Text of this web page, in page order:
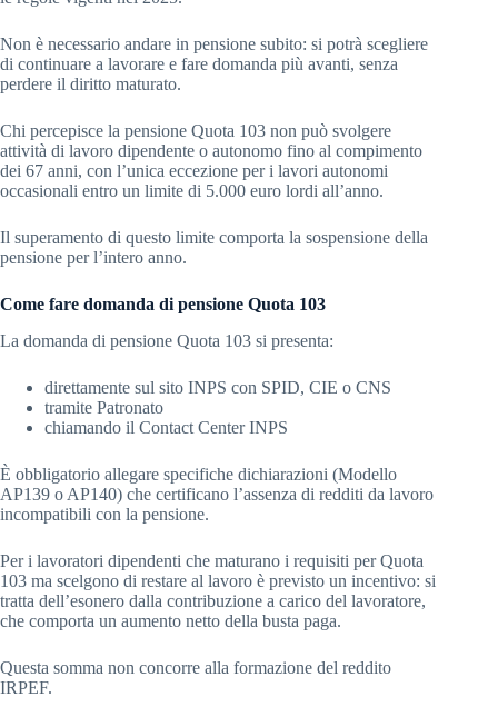
Non è necessario andare in pensione subito: si potrà scegliere
di continuare a lavorare e fare domanda più avanti, senza
perdere il diritto maturato.
Chi percepisce la pensione Quota 103 non può svolgere
attività di lavoro dipendente o autonomo fino al compimento
dei 67 anni, con l’unica eccezione per i lavori autonomi
occasionali entro un limite di 5.000 euro lordi all’anno.
Il superamento di questo limite comporta la sospensione della
pensione per l’intero anno.
Come fare domanda di pensione Quota 103
La domanda di pensione Quota 103 si presenta:
direttamente sul sito INPS con SPID, CIE o CNS
tramite Patronato
chiamando il Contact Center INPS
È obbligatorio allegare specifiche dichiarazioni (Modello
AP139 o AP140) che certificano l’assenza di redditi da lavoro
incompatibili con la pensione.
Per i lavoratori dipendenti che maturano i requisiti per Quota
103 ma scelgono di restare al lavoro è previsto un incentivo: si
tratta dell’esonero dalla contribuzione a carico del lavoratore,
che comporta un aumento netto della busta paga.
Questa somma non concorre alla formazione del reddito
IRPEF.